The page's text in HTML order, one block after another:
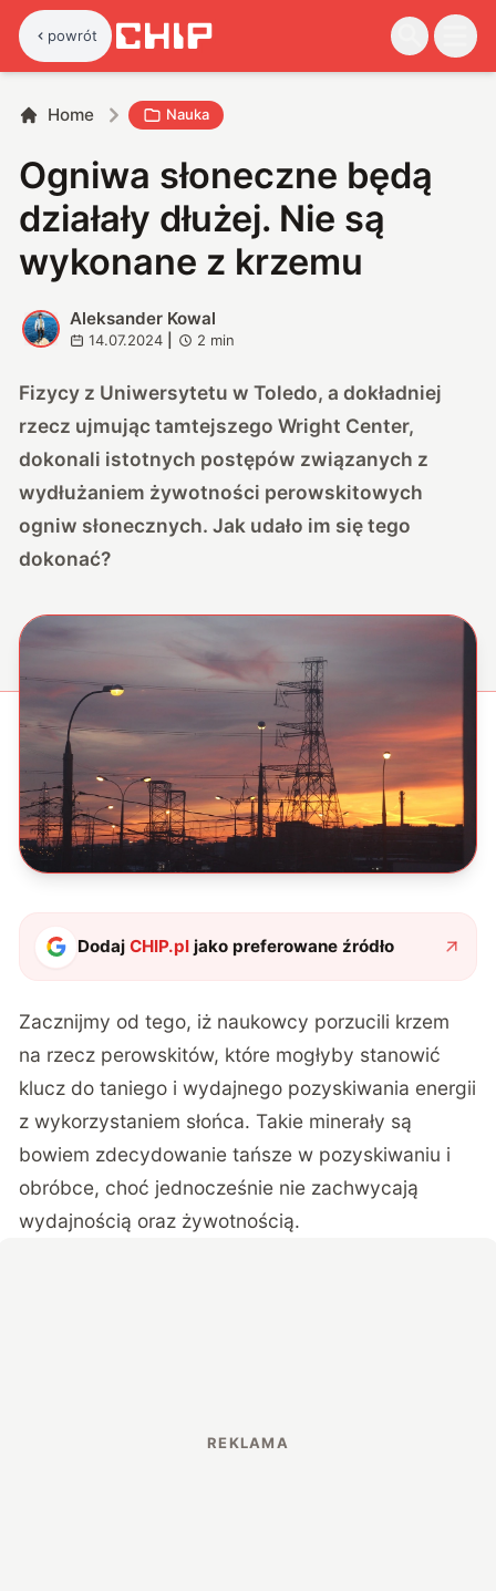
powrót
Home Nauka
Ogniwa słoneczne będą
działały dłużej. Nie są
wykonane z krzemu
A
Aleksander Kowal
14.07.2024 2 min
Fizycy z Uniwersytetu w Toledo, a dokładniej
rzecz ujmując tamtejszego Wright Center,
dokonali istotnych postępów związanych z
wydłużaniem żywotności perowskitowych
ogniw słonecznych. Jak udało im się tego
dokonać?
DodajCHIP.pl jako preferowane źródło
Zacznijmy od tego, iż naukowcy porzucili krzem
na rzecz perowskitów, które mogłyby stanowić
klucz do taniego i wydajnego pozyskiwania energii
z wykorzystaniem słońca. Takie minerały są
bowiem zdecydowanie tańsze w pozyskiwaniu i
obróbce, choć jednocześnie nie zachwycają
wydajnością oraz żywotnością.